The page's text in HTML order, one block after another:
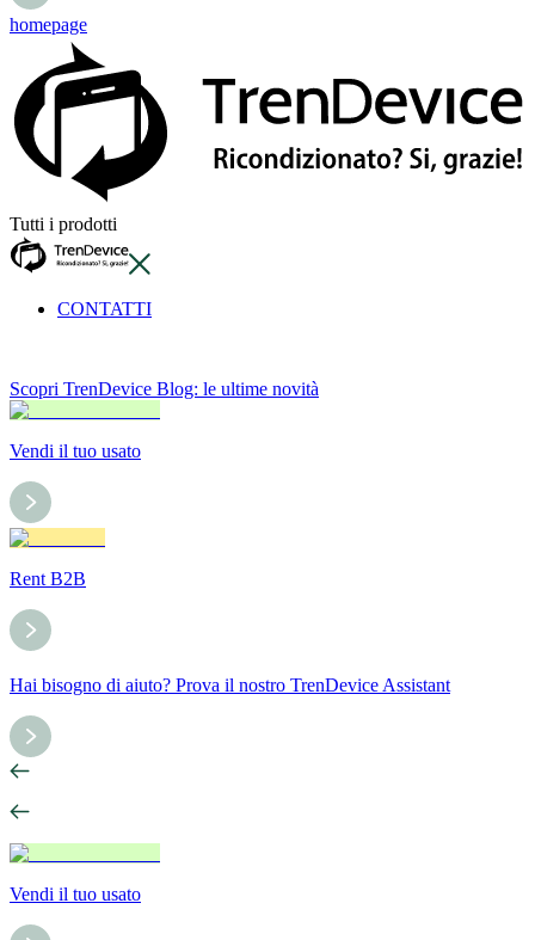
homepage
Tutti i prodotti
CONTATTI
Scopri TrenDevice Blog: le ultime novità
Vendi il tuo usato
Rent B2B
Hai bisogno di aiuto? Prova il nostro TrenDevice Assistant
Vendi il tuo usato